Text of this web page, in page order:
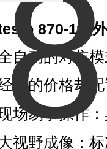
870-1红
自动的对焦
济的价格却
场易于操作
视野成像：